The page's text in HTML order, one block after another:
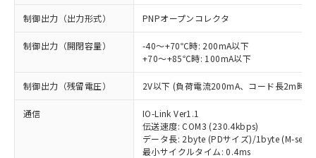
制御出力（出力形式） PNPオープンコレクタ
制御出力（開閉容量）
-40～+70℃時: 200mA以下
+70～+85℃時: 100mA以下
制御出力（残留電圧） 2V以下 (負荷電流200mA、コード長2m時)
通信
IO-Link Ver1.1
伝送速度: COM3 (230.4kbps)
データ長: 2byte (PDサイズ)/1byte (M-
最小サイクルタイム: 0.4ms